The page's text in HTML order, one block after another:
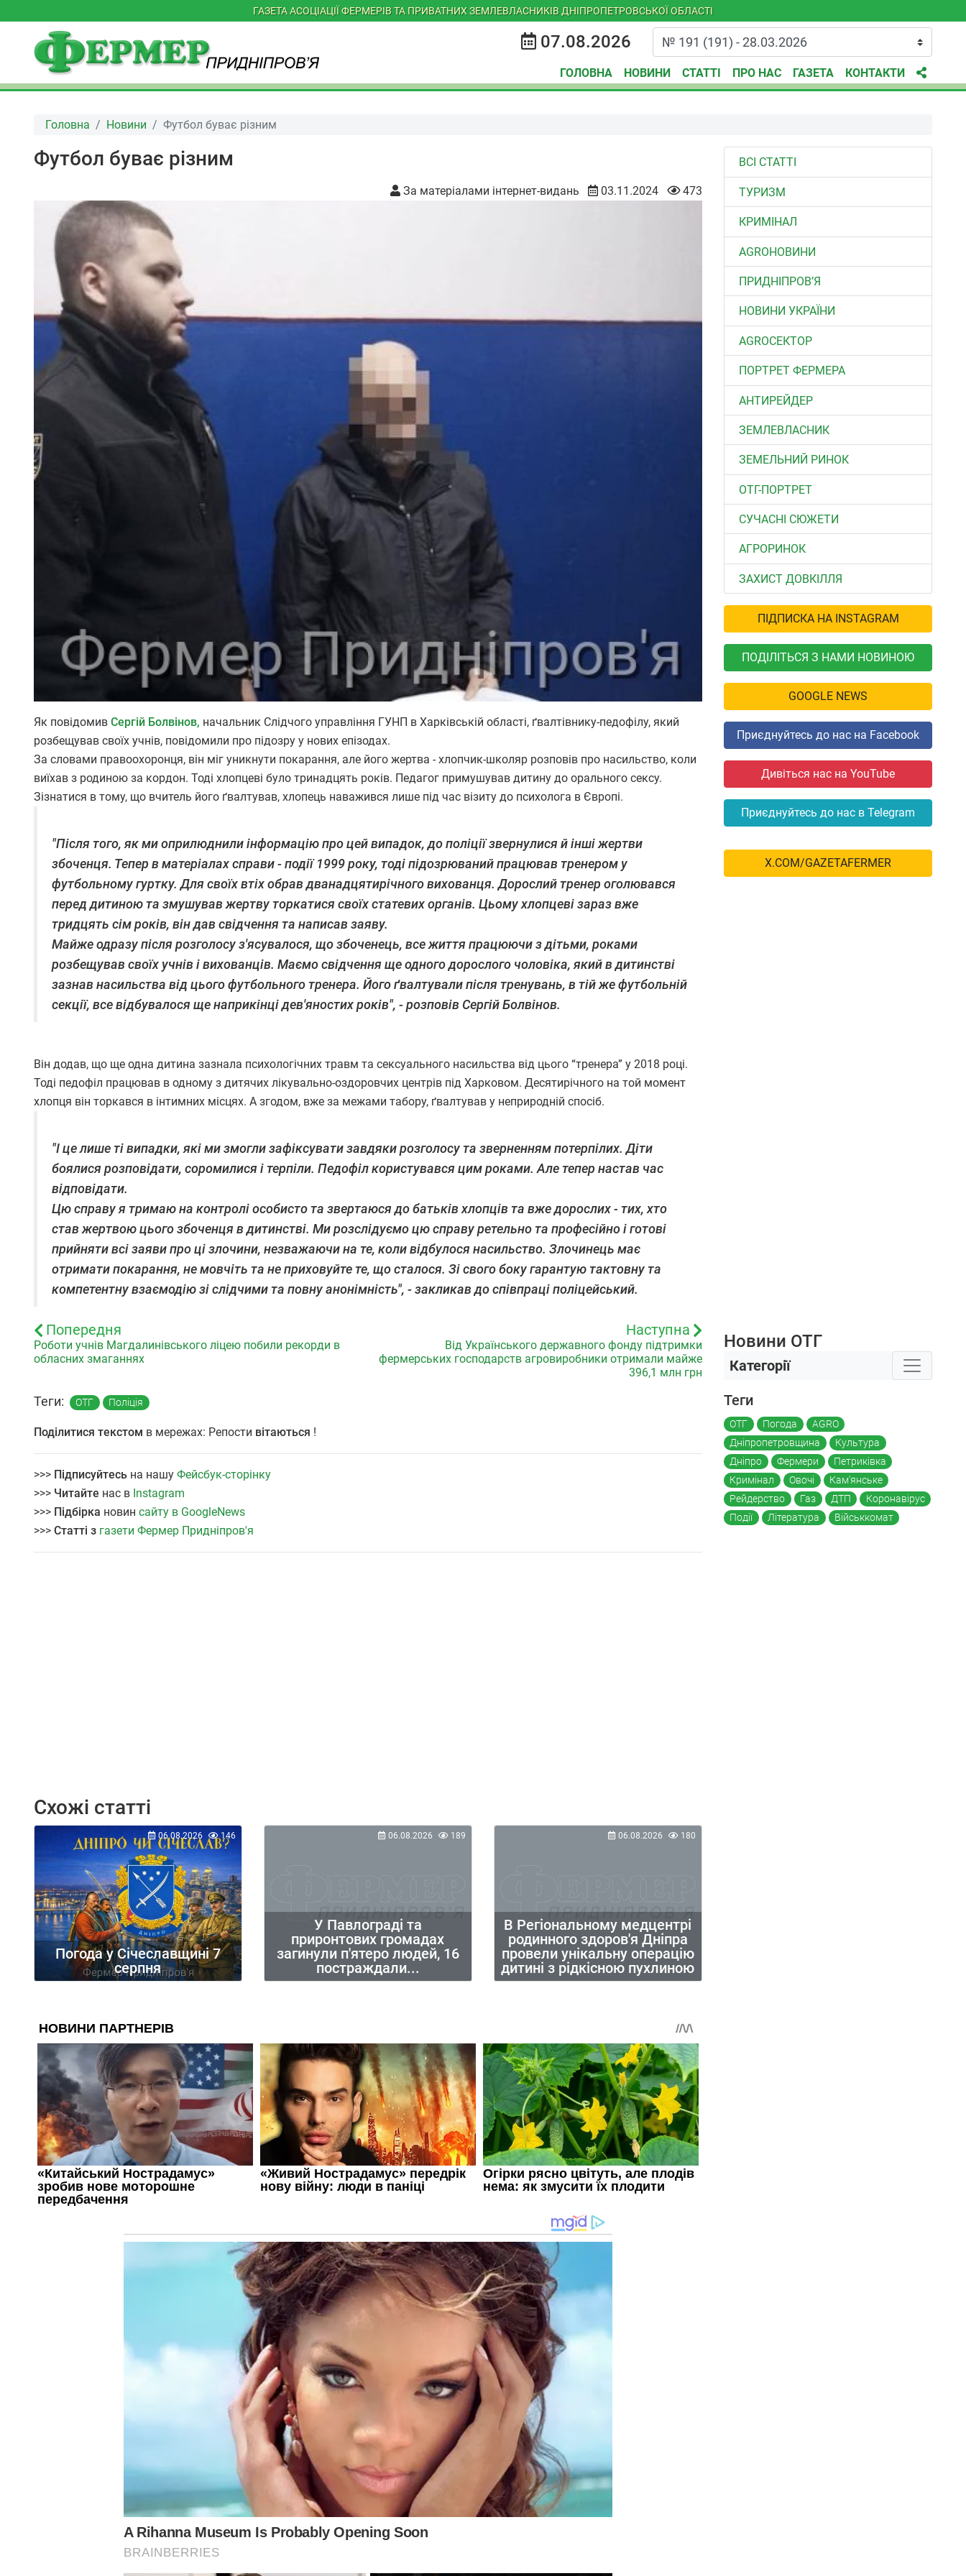
ГАЗЕТА АСОЦІАЦІЇ ФЕРМЕРІВ ТА ПРИВАТНИХ ЗЕМЛЕВЛАСНИКІВ ДНІПРОПЕТРОВСЬКОЇ ОБЛАСТІ
07.08.2026
ГОЛОВНА НОВИНИ СТАТТІ ПРО НАС ГАЗЕТА КОНТАКТИ
Головна Новини Футбол буває різним
Футбол буває різним
За матеріалами інтернет-видань 03.11.2024 473
Як повідомив Сергій Болвінов, начальник Слідчого управління ГУНП в Харківській області, ґвалтівнику-педофілу, який
розбещував своїх учнів, повідомили про підозру у нових епізодах.
За словами правоохоронця, він міг уникнути покарання, але його жертва - хлопчик-школяр розповів про насильство, коли
виїхав з родиною за кордон. Тоді хлопцеві було тринадцять років. Педагог примушував дитину до орального сексу.
Зізнатися в тому, що вчитель його ґвалтував, хлопець наважився лише під час візиту до психолога в Європі.
"Після того, як ми оприлюднили інформацію про цей випадок, до поліції звернулися й інші жертви
збоченця. Тепер в матеріалах справи - події 1999 року, тоді підозрюваний працював тренером у
футбольному гуртку. Для своїх втіх обрав дванадцятирічного вихованця. Дорослий тренер оголювався
перед дитиною та змушував жертву торкатися своїх статевих органів. Цьому хлопцеві зараз вже
тридцять сім років, він дав свідчення та написав заяву.
Майже одразу після розголосу з'ясувалося, що збоченець, все життя працюючи з дітьми, роками
розбещував своїх учнів і вихованців. Маємо свідчення ще одного дорослого чоловіка, який в дитинстві
зазнав насильства від цього футбольного тренера. Його ґвалтували після тренувань, в тій же футбольній
секції, все відбувалося ще наприкінці дев'яностих років", - розповів Сергій Болвінов.
Він додав, що ще одна дитина зазнала психологічних травм та сексуального насильства від цього “тренера” у 2018 році.
Тоді педофіл працював в одному з дитячих лікувально-оздоровчих центрів під Харковом. Десятирічного на той момент
хлопця він торкався в інтимних місцях. А згодом, вже за межами табору, ґвалтував у неприродній спосіб.
"І це лише ті випадки, які ми змогли зафіксувати завдяки розголосу та зверненням потерпілих. Діти
боялися розповідати, соромилися і терпіли. Педофіл користувався цим роками. Але тепер настав час
відповідати.
Цю справу я тримаю на контролі особисто та звертаюся до батьків хлопців та вже дорослих - тих, хто
став жертвою цього збоченця в дитинстві. Ми розслідуємо цю справу ретельно та професійно і готові
прийняти всі заяви про ці злочини, незважаючи на те, коли відбулося насильство. Злочинець має
отримати покарання, не мовчіть та не приховуйте те, що сталося. Зі свого боку гарантую тактовну та
компетентну взаємодію зі слідчими та повну анонімність", - закликав до співпраці поліцейський.
Попередня
Роботи учнів Магдалинівського ліцею побили рекорди в
обласних змаганнях
Наступна
Від Українського державного фонду підтримки
фермерських господарств агровиробники отримали майже
396,1 млн грн
Теги: ОТГ Поліція
Поділитися текстом в мережах: Репости вітаються !
>>> Підписуйтесь на нашу Фейсбук-сторінку
>>> Читайте нас в Instagram
>>> Підбірка новин сайту в GoogleNews
>>> Статті з газети Фермер Придніпров'я
Схожі статті
Погода у Січеславщині 7
серпня
06.08.2026 146
У Павлограді та
приронтових громадах
загинули п'ятеро людей, 16
постраждали...
06.08.2026 189
В Регіональному медцентрі
родинного здоров'я Дніпра
провели унікальну операцію
дитині з рідкісною пухлиною
06.08.2026 180
ВСІ СТАТТІ
ТУРИЗМ
КРИМІНАЛ
AGROНОВИНИ
ПРИДНІПРОВ’Я
НОВИНИ УКРАЇНИ
АGROСЕКТОР
ПОРТРЕТ ФЕРМЕРА
АНТИРЕЙДЕР
ЗЕМЛЕВЛАСНИК
ЗЕМЕЛЬНИЙ РИНОК
ОТГ-ПОРТРЕТ
СУЧАСНІ СЮЖЕТИ
АГРОРИНОК
ЗАХИСТ ДОВКІЛЛЯ
ПІДПИСКА НА INSTAGRAM
ПОДІЛІТЬСЯ З НАМИ НОВИНОЮ
GOOGLE NEWS
Приєднуйтесь до нас на Facebook
Дивіться нас на YouTube
Приєднуйтесь до нас в Telegram
X.COM/GAZETAFERMER
Новини ОТГ
Категорії
Теги
ОТГ Погода
AGRO
Дніпропетровщина
Культура
Дніпро
Фермери
Петриківка
Кримінал
Овочі
Кам'янське
Рейдерство
Газ ДТП
Коронавірус
Події
Література Військкомат